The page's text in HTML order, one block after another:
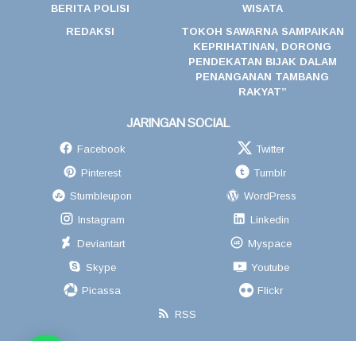
BERITA POLISI
WISATA
REDAKSI
TOKOH SAWARNA SAMPAIKAN
KEPRIHATINAN, DORONG
PENDEKATAN BIJAK DALAM
PENANGANAN TAMBANG
RAKYAT”
JARINGAN SOCIAL
Facebook
Twitter
Pinterest
Tumblr
Stumbleupon
WordPress
Instagram
Linkedin
Deviantart
Myspace
Skype
Youtube
Picassa
Flickr
RSS